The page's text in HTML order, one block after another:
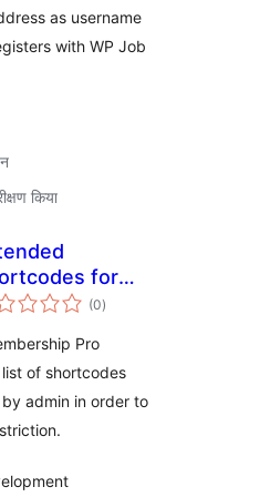
as username
with WP Job
किया
for
(0कुल
दर)
Pro
of shortcodes
admin in order to